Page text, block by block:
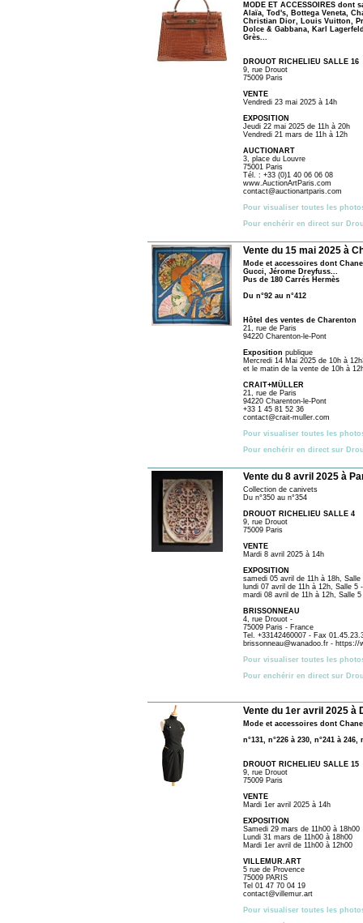
MODE ET ACCESSOIRES
Alaïa, Tod's, Bottega Veneta,
Christian Dior, Louis Vuitton,
Dolce & Gabbana, Karl
Grès...
DROUOT RICHELIEU SALLE 16
9, rue Drouot
75009 Paris
VENTE
Vendredi 23 mai 2025 à 14h
EXPOSITION
Jeudi 22 mai 2025 de 11h à 20h
Vendredi 21 mars de 11h à 12h
AUCTIONART
3, place du Louvre
75001 Paris
Tél. : +33 (0)1 40 06 06 08
www.AuctionArtParis.com
contact@auctionartparis.com
Pour visualiser toutes les
Pour enchérir en direct sur
Vente du 15 mai 2025 à
Mode et accessoires dont
Gucci, Jérome Dreyfuss...
Pus de 180 Carrés Hermès
Du n°92 au n°412
Hôtel des ventes de Charenton
21, rue de Paris
94220 Charenton-le-Pont
Exposition publique
Mercredi 14 Mai 2025 de 10h à
et le matin de la vente de 10h à
CRAIT+MÜLLER
21, rue de Paris
94220 Charenton-le-Pont
+33 1 45 81 52 36
contact@crait-muller.com
Pour visualiser toutes les
Pour enchérir en direct sur
Vente du 8 avril 2025 à
Collection de canivets
Du n°350 au n°354
DROUOT RICHELIEU SALLE 4
9, rue Drouot
75009 Paris
VENTE
Mardi 8 avril 2025 à 14h
EXPOSITION
samedi 05 avril de 11h à 18h,
lundi 07 avril de 11h à 12h, Salle 5
mardi 08 avril de 11h à 12h, Salle
BRISSONNEAU
4, rue Drouot -
75009 Paris - France
Tel. +33142460007 - Fax
brissonneau@wanadoo.fr - https://
Pour visualiser toutes les
Pour enchérir en direct sur
Vente du 1er avril 2025 à
Mode et accessoires dont
n°131, n°226 à 230, n°241 à 246,
DROUOT RICHELIEU SALLE 15
9, rue Drouot
75009 Paris
VENTE
Mardi 1er avril 2025 à 14h
EXPOSITION
Samedi 29 mars de 11h00 à 18h00
Lundi 31 mars de 11h00 à 18h00
Mardi 1er avril de 11h00 à 12h00
VILLEMUR.ART
5 rue de Provence
75009 PARIS
Tel 01 47 70 04 19
contact@villemur.art
Pour visualiser toutes les